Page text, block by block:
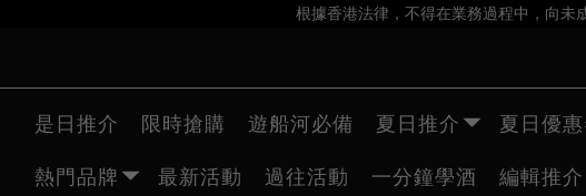
根據香港法律，不得在業務過程中，向未
是日推介 限時搶購 遊船河必備 夏日推介 夏日優惠
熱門品牌 最新活動 過往活動 一分鐘學酒 編輯推介